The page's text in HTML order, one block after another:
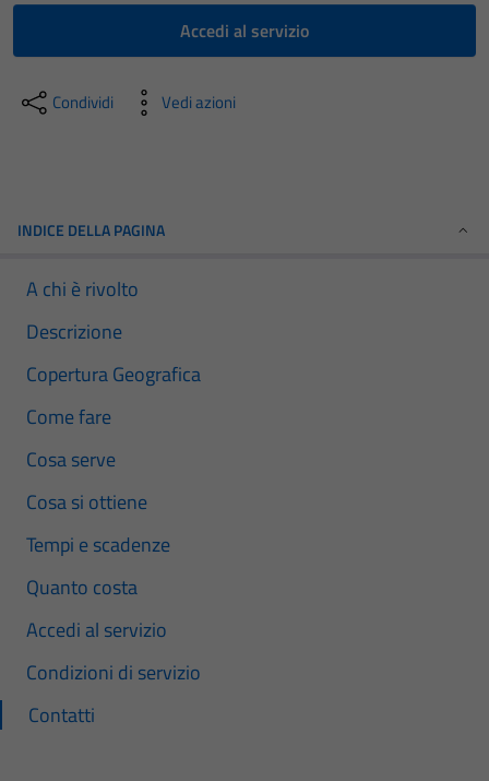
Accedi al servizio
Condividi Vedi azioni
INDICE DELLA PAGINA
A chi è rivolto
Descrizione
Copertura Geografica
Come fare
Cosa serve
Cosa si ottiene
Tempi e scadenze
Quanto costa
Accedi al servizio
Condizioni di servizio
Contatti